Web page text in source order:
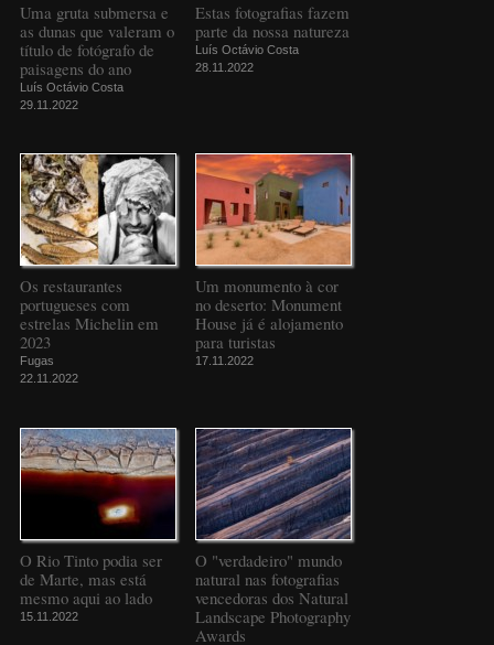
Uma gruta submersa e
as dunas que valeram o
título de fotógrafo de
paisagens do ano
Luís Octávio Costa
29.11.2022
Estas fotografias fazem
parte da nossa natureza
Luís Octávio Costa
28.11.2022
Os restaurantes
portugueses com
estrelas Michelin em
2023
Fugas
22.11.2022
Um monumento à cor
no deserto: Monument
House já é alojamento
para turistas
17.11.2022
O Rio Tinto podia ser
de Marte, mas está
mesmo aqui ao lado
15.11.2022
O "verdadeiro" mundo
natural nas fotografias
vencedoras dos Natural
Landscape Photography
Awards